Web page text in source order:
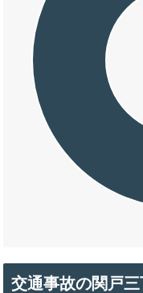
交通事故の関戸